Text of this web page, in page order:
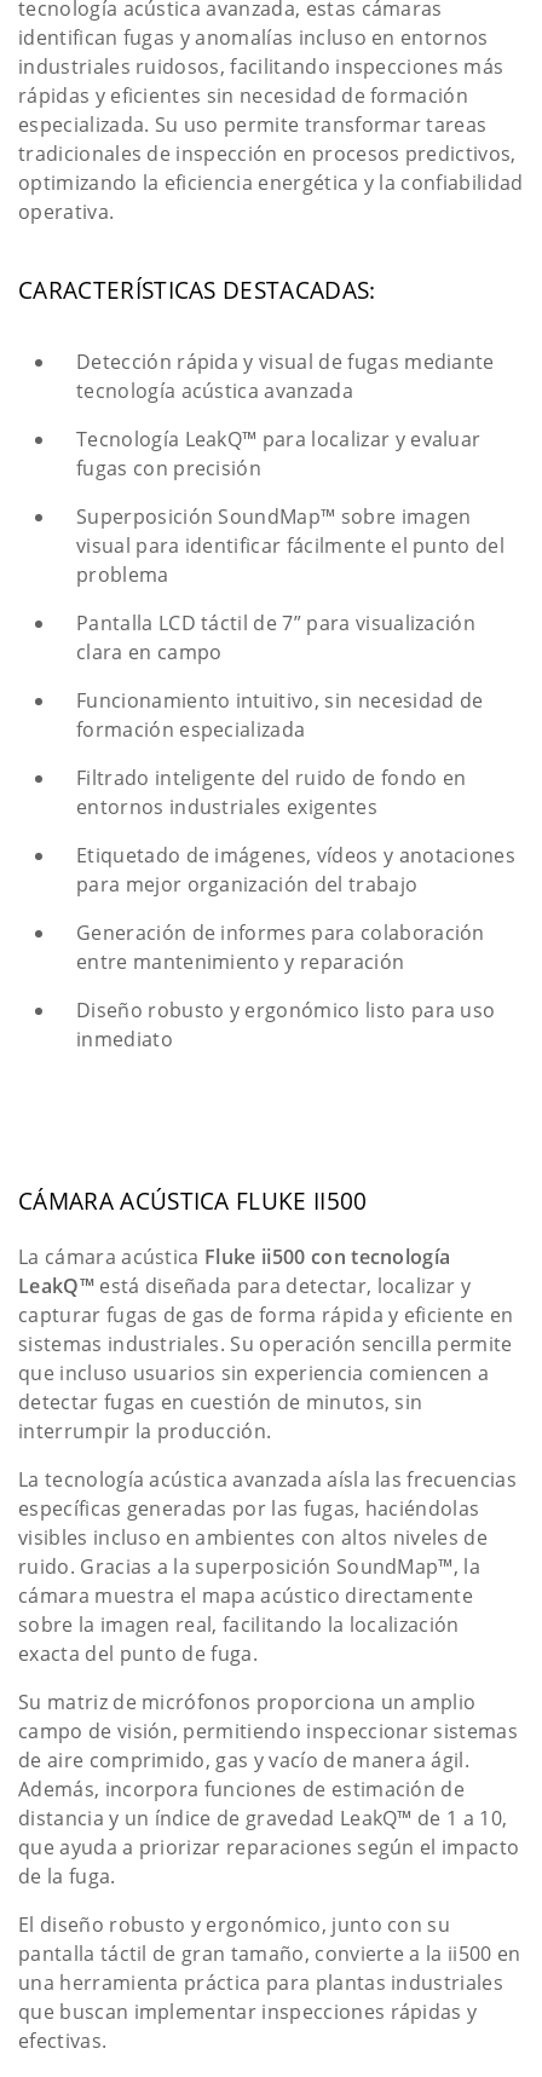
tecnología acústica avanzada, estas cámaras
identifican fugas y anomalías incluso en entornos
industriales ruidosos, facilitando inspecciones más
rápidas y eficientes sin necesidad de formación
especializada. Su uso permite transformar tareas
tradicionales de inspección en procesos predictivos,
optimizando la eficiencia energética y la confiabilidad
operativa.
CARACTERÍSTICAS DESTACADAS:
Detección rápida y visual de fugas mediante
tecnología acústica avanzada
Tecnología LeakQ™ para localizar y evaluar
fugas con precisión
Superposición SoundMap™ sobre imagen
visual para identificar fácilmente el punto del
problema
Pantalla LCD táctil de 7” para visualización
clara en campo
Funcionamiento intuitivo, sin necesidad de
formación especializada
Filtrado inteligente del ruido de fondo en
entornos industriales exigentes
Etiquetado de imágenes, vídeos y anotaciones
para mejor organización del trabajo
Generación de informes para colaboración
entre mantenimiento y reparación
Diseño robusto y ergonómico listo para uso
inmediato
CÁMARA ACÚSTICA FLUKE II500
La cámara acústica Fluke ii500 con tecnología
LeakQ™está diseñada para detectar, localizar y
capturar fugas de gas de forma rápida y eficiente en
sistemas industriales. Su operación sencilla permite
que incluso usuarios sin experiencia comiencen a
detectar fugas en cuestión de minutos, sin
interrumpir la producción.
La tecnología acústica avanzada aísla las frecuencias
específicas generadas por las fugas, haciéndolas
visibles incluso en ambientes con altos niveles de
ruido. Gracias a la superposición SoundMap™, la
cámara muestra el mapa acústico directamente
sobre la imagen real, facilitando la localización
exacta del punto de fuga.
Su matriz de micrófonos proporciona un amplio
campo de visión, permitiendo inspeccionar sistemas
de aire comprimido, gas y vacío de manera ágil.
Además, incorpora funciones de estimación de
distancia y un índice de gravedad LeakQ™ de 1 a 10,
que ayuda a priorizar reparaciones según el impacto
de la fuga.
El diseño robusto y ergonómico, junto con su
pantalla táctil de gran tamaño, convierte a la ii500 en
una herramienta práctica para plantas industriales
que buscan implementar inspecciones rápidas y
efectivas.